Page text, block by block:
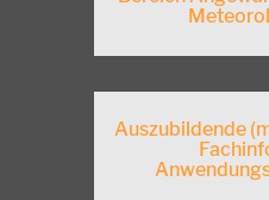
Auszubildende